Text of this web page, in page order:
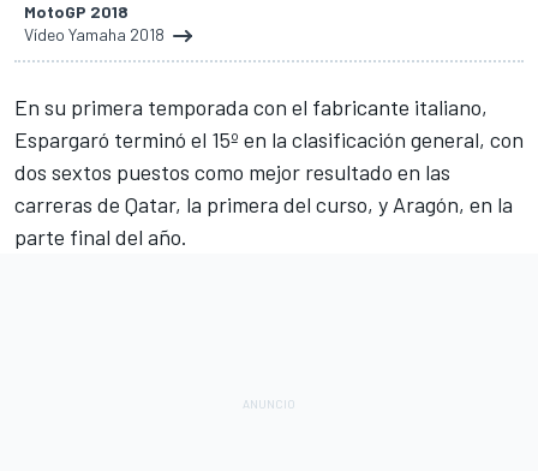
MotoGP 2018
Vídeo Yamaha 2018
En su primera temporada con el fabricante italiano,
Espargaró terminó el 15º en la clasificación general, con
dos sextos puestos como mejor resultado en las
carreras de Qatar, la primera del curso, y Aragón, en la
parte final del año.